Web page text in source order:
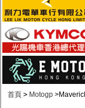
首頁 > Motogp >